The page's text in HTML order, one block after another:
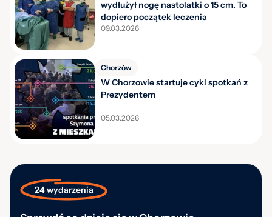
wydłużył nogę nastolatki o 15 cm. To
dopiero początek leczenia
09.03.2026
Chorzów
W Chorzowie startuje cykl spotkań z
Prezydentem
05.03.2026
24 wydarzenia